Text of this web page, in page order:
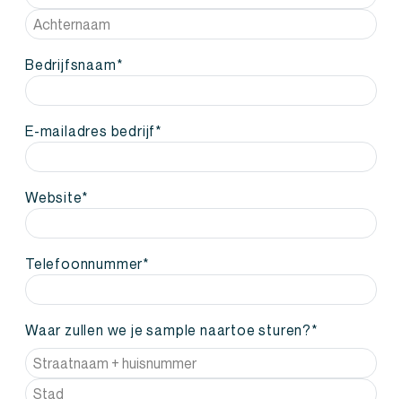
Voornaam
Bedrijfsnaam*
E-mailadres bedrijf*
Website*
Telefoonnummer*
Waar zullen we je sample naartoe sturen?*
Straat